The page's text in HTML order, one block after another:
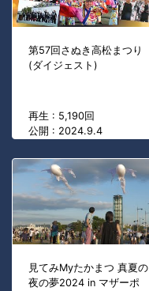
第57回さぬき高松まつり
(ダイジェスト)
再生 : 5,190回
公開 : 2024.9.4
見てみMyたかまつ 真夏の
夜の夢2024 in マザーポ